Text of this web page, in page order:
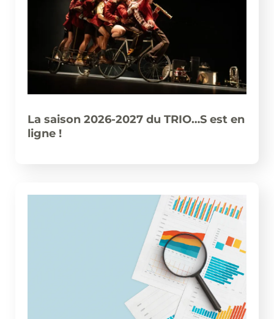
La saison 2026-2027 du TRIO…S est en
ligne !